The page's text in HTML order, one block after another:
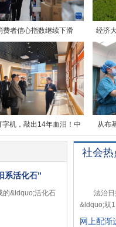
费者信心指数继续下滑 经济
字机，敲出14年血泪！中 从布
系活化石”
的&ldquo;活化石
社会热
法治日
&ldquo;双
网上配渐